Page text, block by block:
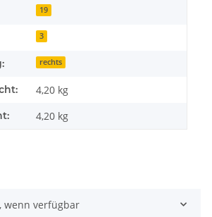
19
3
rechts
4,20 kg
4,20 kg
wenn verfügbar